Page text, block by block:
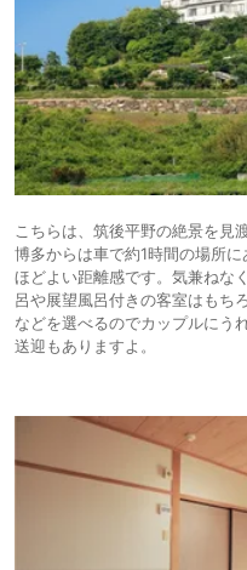
こちらは、筑後平野の絶景を見
博多からは車で約1時間の場所
ほどよい距離感です。気兼ねな
呂や展望風呂付きの客室はもち
などを選べるのでカップルにう
送迎もありますよ。